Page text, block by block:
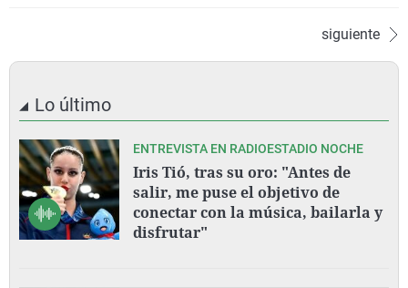
siguiente
Lo último
ENTREVISTA EN RADIOESTADIO NOCHE
Iris Tió, tras su oro: "Antes de
salir, me puse el objetivo de
conectar con la música, bailarla y
disfrutar"